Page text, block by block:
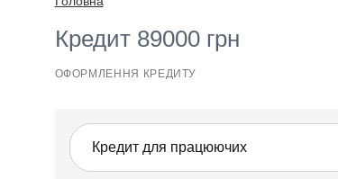
Кредит 89000 грн
ОФОРМЛЕННЯ КРЕДИТУ